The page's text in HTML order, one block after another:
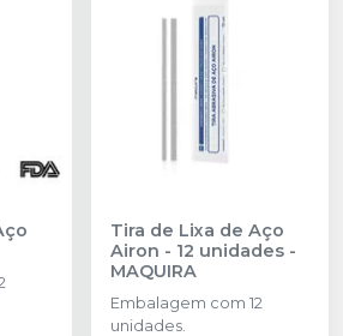
Tira de Lixa de Aço
Airon - 12 unidades -
MAQUIRA
Embalagem com 12
unidades.